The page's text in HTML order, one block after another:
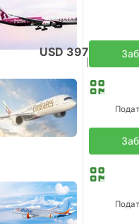
USD 397
Податки
на